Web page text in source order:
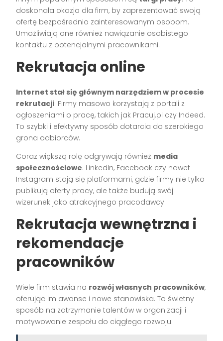
doskonała okazja dla firm, by zaprezentować swoją
ofertę bezpośrednio zainteresowanym osobom.
Umożliwiają one również nawiązanie osobistego
kontaktu z potencjalnymi pracownikami.
Rekrutacja online
Internet stał się głównym narzędziem w procesie
rekrutacji. Firmy masowo korzystają z portali z
ogłoszeniami o pracę, takich jak Pracuj.pl czy Indeed.
To szybki i efektywny sposób dotarcia do szerokiego
grona odbiorców.
Coraz większą rolę odgrywają również media
społecznościowe. LinkedIn, Facebook czy nawet
Instagram stają się platformami, gdzie firmy nie tylko
publikują oferty pracy, ale także budują swój
wizerunek jako atrakcyjnego pracodawcy.
Rekrutacja wewnętrzna i
rekomendacje
pracowników
Wiele firm stawia na rozwój własnych pracowników,
oferując im awanse i nowe stanowiska. To świetny
sposób na zatrzymanie talentów w organizacji i
motywowanie zespołu do ciągłego rozwoju.